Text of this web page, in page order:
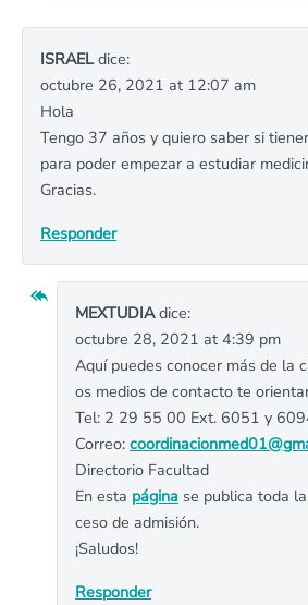
ISRAELdice:
octubre 26, 2021 at 12:07 am
Hola
Tengo 37 años y quiero saber si
para poder empezar a estudiar
Gracias.
Responder
MEXTUDIAdice:
octubre 28, 2021 at 4:39 pm
Aquí puedes conocer más de la
os medios de contacto te
Tel: 2 29 55 00 Ext. 6051 y
Correo:
Directorio Facultad
En esta página se publica toda
ceso de admisión.
¡Saludos!
Responder